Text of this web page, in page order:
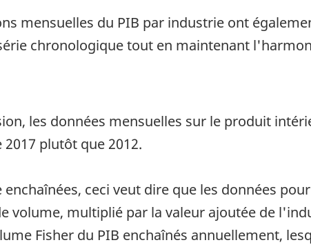
mensuelles du PIB par industrie ont
chronologique tout en maintenant
les données mensuelles sur le produit
plutôt que 2012.
ceci veut dire que les données
volume, multiplié par la valeur ajoutée de
Fisher du PIB enchaînés annuellement,